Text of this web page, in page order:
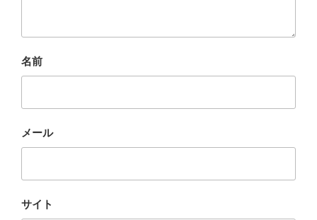
名前
メール
サイト